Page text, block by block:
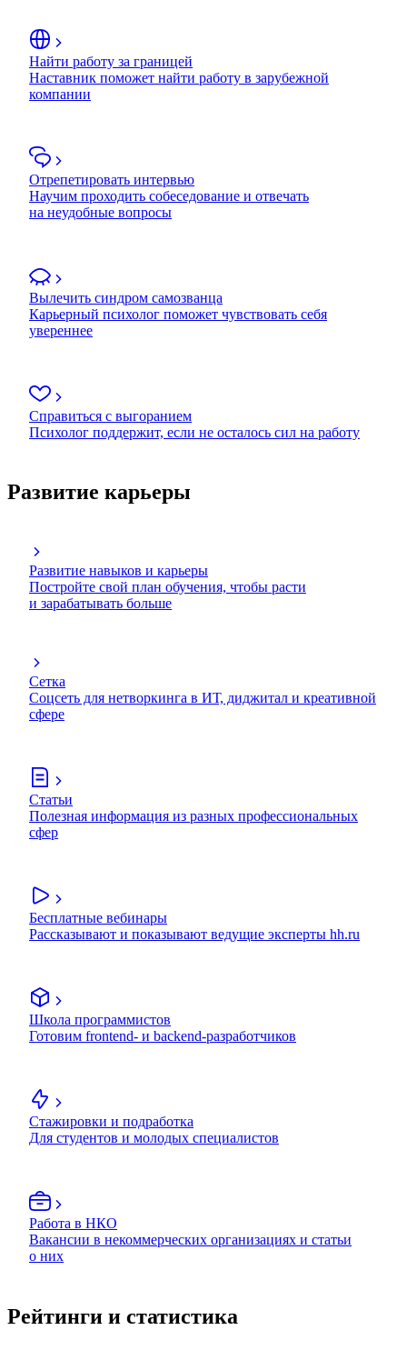
Найти работу за границей
Наставник поможет найти работу в зарубежной
компании
Отрепетировать интервью
Научим проходить собеседование и отвечать
на неудобные вопросы
Вылечить синдром самозванца
Карьерный психолог поможет чувствовать себя
увереннее
Справиться с выгоранием
Психолог поддержит, если не осталось сил на работу
Развитие карьеры
Развитие навыков и карьеры
Постройте свой план обучения, чтобы расти
и зарабатывать больше
Сетка
Соцсеть для нетворкинга в ИТ, диджитал и креативной
сфере
Статьи
Полезная информация из разных профессиональных
сфер
Бесплатные вебинары
Рассказывают и показывают ведущие эксперты hh.ru
Школа программистов
Готовим frontend- и backend-разработчиков
Стажировки и подработка
Для студентов и молодых специалистов
Работа в НКО
Вакансии в некоммерческих организациях и статьи
о них
Рейтинги и статистика